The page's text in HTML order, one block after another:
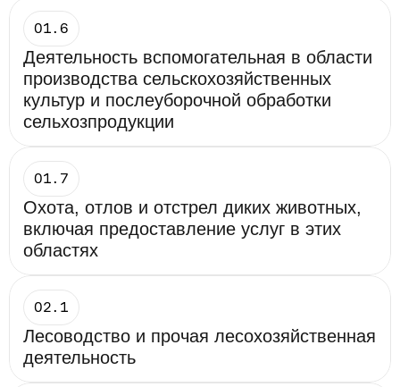
01.6
Деятельность вспомогательная в области
производства сельскохозяйственных
культур и послеуборочной обработки
сельхозпродукции
01.7
Охота, отлов и отстрел диких животных,
включая предоставление услуг в этих
областях
02.1
Лесоводство и прочая лесохозяйственная
деятельность